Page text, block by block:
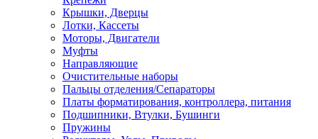
Крышки, Дверцы
Лотки, Кассеты
Моторы, Двигатели
Муфты
Направляющие
Очистительные наборы
Пальцы отделения/Сепараторы
Платы форматирования, контроллера, питания
Подшипники, Втулки, Бушинги
Пружины